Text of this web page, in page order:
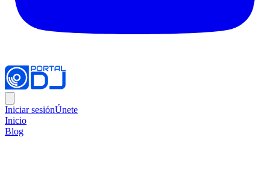
Iniciar sesiónÚnete
Inicio
Blog